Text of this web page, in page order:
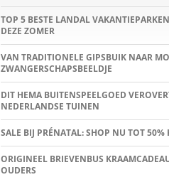
TOP 5 BESTE LANDAL
DEZE ZOMER
VAN TRADITIONELE GIPSBUIK NAAR
ZWANGERSCHAPSBEELDJE
DIT HEMA BUITENSPEELGOED
NEDERLANDSE TUINEN
SALE BIJ PRÉNATAL: SHOP NU TOT 50%
ORIGINEEL BRIEVENBUS
OUDERS